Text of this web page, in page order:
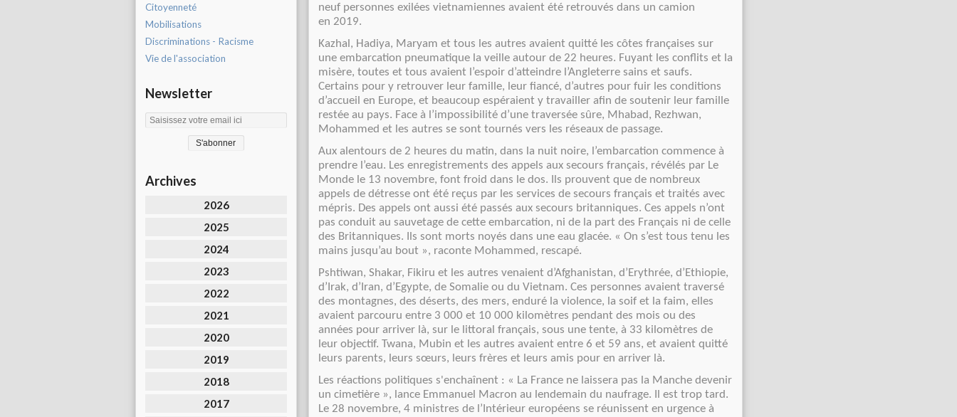
Citoyenneté
Mobilisations
Discriminations - Racisme
Vie de l'association
Newsletter
Archives
2026
2025
2024
2023
2022
2021
2020
2019
2018
2017
neuf personnes exilées vietnamiennes avaient été retrouvés dans un camion
en 2019.
Kazhal, Hadiya, Maryam et tous les autres avaient quitté les côtes françaises sur
une embarcation pneumatique la veille autour de 22 heures. Fuyant les conflits et la
misère, toutes et tous avaient l’espoir d’atteindre l’Angleterre sains et saufs.
Certains pour y retrouver leur famille, leur fiancé, d’autres pour fuir les conditions
d’accueil en Europe, et beaucoup espéraient y travailler afin de soutenir leur famille
restée au pays. Face à l’impossibilité d’une traversée sûre, Mhabad, Rezhwan,
Mohammed et les autres se sont tournés vers les réseaux de passage.
Aux alentours de 2 heures du matin, dans la nuit noire, l’embarcation commence à
prendre l’eau. Les enregistrements des appels aux secours français, révélés par Le
Monde le 13 novembre, font froid dans le dos. Ils prouvent que de nombreux
appels de détresse ont été reçus par les services de secours français et traités avec
mépris. Des appels ont aussi été passés aux secours britanniques. Ces appels n’ont
pas conduit au sauvetage de cette embarcation, ni de la part des Français ni de celle
des Britanniques. Ils sont morts noyés dans une eau glacée. « On s’est tous tenu les
mains jusqu’au bout », raconte Mohammed, rescapé.
Pshtiwan, Shakar, Fikiru et les autres venaient d’Afghanistan, d’Erythrée, d’Ethiopie,
d’Irak, d’Iran, d’Egypte, de Somalie ou du Vietnam. Ces personnes avaient traversé
des montagnes, des déserts, des mers, enduré la violence, la soif et la faim, elles
avaient parcouru entre 3 000 et 10 000 kilomètres pendant des mois ou des
années pour arriver là, sur le littoral français, sous une tente, à 33 kilomètres de
leur objectif. Twana, Mubin et les autres avaient entre 6 et 59 ans, et avaient quitté
leurs parents, leurs sœurs, leurs frères et leurs amis pour en arriver là.
Les réactions politiques s'enchaînent : « La France ne laissera pas la Manche devenir
un cimetière », lance Emmanuel Macron au lendemain du naufrage. Il est trop tard.
Le 28 novembre, 4 ministres de l’Intérieur européens se réunissent en urgence à